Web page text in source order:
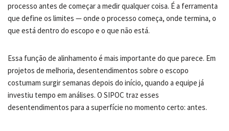
processo antes de começar a medir qualquer coisa. É a ferramenta
que define os limites — onde o processo começa, onde termina, o
que está dentro do escopo e o que não está.
Essa função de alinhamento é mais importante do que parece. Em
projetos de melhoria, desentendimentos sobre o escopo
costumam surgir semanas depois do início, quando a equipe já
investiu tempo em análises. O SIPOC traz esses
desentendimentos para a superfície no momento certo: antes.